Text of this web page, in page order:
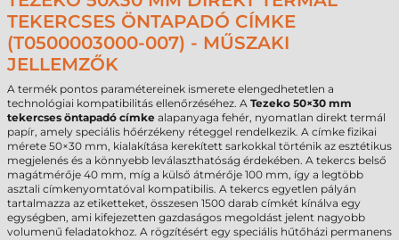
TEKERCSES ÖNTAPADÓ CÍMKE
(T0500003000-007) - MŰSZAKI
JELLEMZŐK
A termék pontos paramétereinek ismerete elengedhetetlen a
technológiai kompatibilitás ellenőrzéséhez. A Tezeko 50×30 mm
tekercses öntapadó címke alapanyaga fehér, nyomatlan direkt termál
papír, amely speciális hőérzékeny réteggel rendelkezik. A címke fizikai
mérete 50×30 mm, kialakítása kerekített sarkokkal történik az esztétikus
megjelenés és a könnyebb leválaszthatóság érdekében. A tekercs belső
magátmérője 40 mm, míg a külső átmérője 100 mm, így a legtöbb
asztali címkenyomtatóval kompatibilis. A tekercs egyetlen pályán
tartalmazza az etiketteket, összesen 1500 darab címkét kínálva egy
egységben, ami kifejezetten gazdaságos megoldást jelent nagyobb
volumenű feladatokhoz. A rögzítésért egy speciális hűtőházi permanens